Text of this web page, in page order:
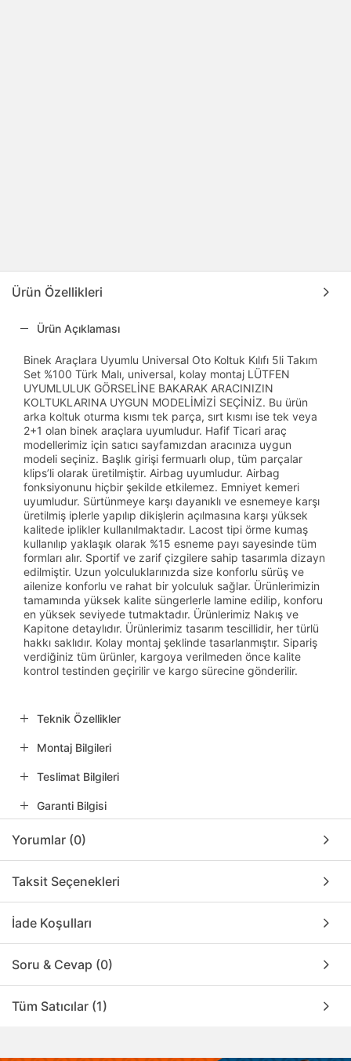
Ürün Özellikleri
Ürün Açıklaması
Binek Araçlara Uyumlu Universal Oto Koltuk Kılıfı 5li Takım
Set %100 Türk Malı, universal, kolay montaj LÜTFEN
UYUMLULUK GÖRSELİNE BAKARAK ARACINIZIN
KOLTUKLARINA UYGUN MODELİMİZİ SEÇİNİZ. Bu ürün
arka koltuk oturma kısmı tek parça, sırt kısmı ise tek veya
2+1 olan binek araçlara uyumludur. Hafif Ticari araç
modellerimiz için satıcı sayfamızdan aracınıza uygun
modeli seçiniz. Başlık girişi fermuarlı olup, tüm parçalar
klips’li olarak üretilmiştir. Airbag uyumludur. Airbag
fonksiyonunu hiçbir şekilde etkilemez. Emniyet kemeri
uyumludur. Sürtünmeye karşı dayanıklı ve esnemeye karşı
üretilmiş iplerle yapılıp dikişlerin açılmasına karşı yüksek
kalitede iplikler kullanılmaktadır. Lacost tipi örme kumaş
kullanılıp yaklaşık olarak %15 esneme payı sayesinde tüm
formları alır. Sportif ve zarif çizgilere sahip tasarımla dizayn
edilmiştir. Uzun yolculuklarınızda size konforlu sürüş ve
ailenize konforlu ve rahat bir yolculuk sağlar. Ürünlerimizin
tamamında yüksek kalite süngerlerle lamine edilip, konforu
en yüksek seviyede tutmaktadır. Ürünlerimiz Nakış ve
Kapitone detaylıdır. Ürünlerimiz tasarım tescillidir, her türlü
hakkı saklıdır. Kolay montaj şeklinde tasarlanmıştır. Sipariş
verdiğiniz tüm ürünler, kargoya verilmeden önce kalite
kontrol testinden geçirilir ve kargo sürecine gönderilir.
Teknik Özellikler
Montaj Bilgileri
Teslimat Bilgileri
Garanti Bilgisi
Yorumlar (0)
Taksit Seçenekleri
İade Koşulları
Soru & Cevap (0)
Tüm Satıcılar (1)